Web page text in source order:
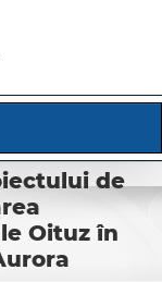
de
Oituz în